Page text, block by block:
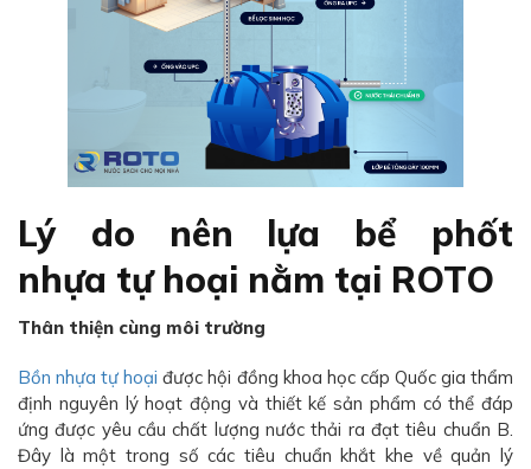
Lý do nên lựa bể phốt
nhựa tự hoại nằm tại ROTO
Thân thiện cùng môi trường
Bồn nhựa tự hoại được hội đồng khoa học cấp Quốc gia thẩm
định nguyên lý hoạt động và thiết kế sản phẩm có thể đáp
ứng được yêu cầu chất lượng nước thải ra đạt tiêu chuẩn B.
Đây là một trong số các tiêu chuẩn khắt khe về quản lý